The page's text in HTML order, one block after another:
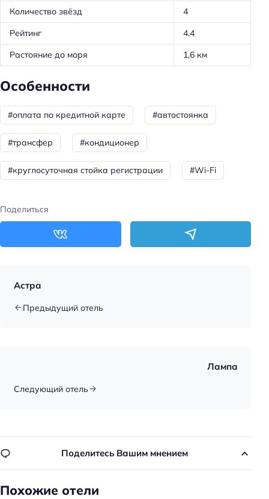
Количество звёзд
4
Рейтинг
4.4
Растояние до моря
1,6 км
Особенности
#оплата по кредитной карте #автостоянка
#трансфер #кондиционер
#круглосуточная стойка регистрации #Wi-Fi
Поделиться
Астра
Предыдущий отель
Лампа
Следующий отель
Поделитесь Вашим мнением
Похожие отели